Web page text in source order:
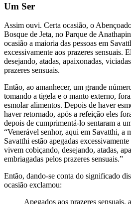
Um Ser
Assim ouvi. Certa ocasião, o
Bosque de Jeta, no Parque de
ocasião a maioria das pessoas em
excessivamente aos prazeres sensuais.
desejando, atadas, apaixonadas,
prazeres sensuais.
Então, ao amanhecer, um grande
tomando a tigela e o manto externo,
esmolar alimentos. Depois de haver
haver retornado, após a refeição eles
depois de cumprimentá-lo sentaram a
“Venerável senhor, aqui em Savatthi, a
Savatthi estão apegadas
vivem cobiçando, desejando, atadas,
embriagadas pelos prazeres sensuais.”
Então, dando-se conta do significado
ocasião exclamou:
Apegados aos prazeres sensuais,